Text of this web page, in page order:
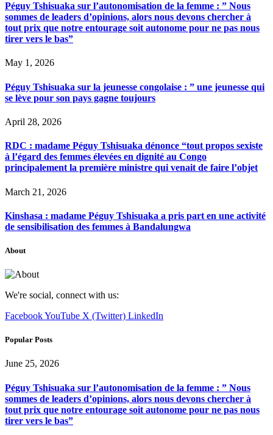
Péguy Tshisuaka sur l’autonomisation de la femme : ” Nous
sommes de leaders d’opinions, alors nous devons chercher à
tout prix que notre entourage soit autonome pour ne pas nous
tirer vers le bas”
May 1, 2026
Péguy Tshisuaka sur la jeunesse congolaise : ” une jeunesse qui
se lève pour son pays gagne toujours
April 28, 2026
RDC : madame Péguy Tshisuaka dénonce “tout propos sexiste
à l’égard des femmes élevées en dignité au Congo
principalement la première ministre qui venait de faire l’objet
March 21, 2026
Kinshasa : madame Péguy Tshisuaka a pris part en une activité
de sensibilisation des femmes à Bandalungwa
About
We're social, connect with us:
FacebookYouTube X (Twitter) LinkedIn
Popular Posts
June 25, 2026
Péguy Tshisuaka sur l’autonomisation de la femme : ” Nous
sommes de leaders d’opinions, alors nous devons chercher à
tout prix que notre entourage soit autonome pour ne pas nous
tirer vers le bas”